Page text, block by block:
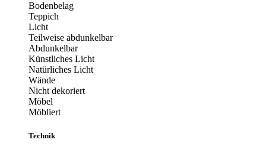
Bodenbelag
Teppich
Licht
Teilweise abdunkelbar
Abdunkelbar
Künstliches Licht
Natürliches Licht
Wände
Nicht dekoriert
Möbel
Möbliert
Technik